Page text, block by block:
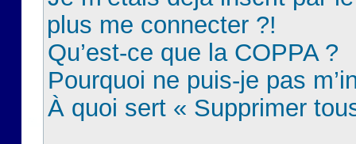
plus me connecter ?!
Qu’est-ce que la COPPA ?
Pourquoi ne puis-je pas
À quoi sert « Supprimer